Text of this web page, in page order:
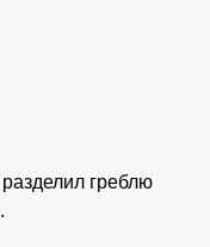
греблю